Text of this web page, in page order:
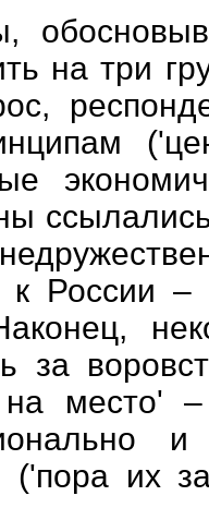
на три
к России
за
на место'
и
('пора их